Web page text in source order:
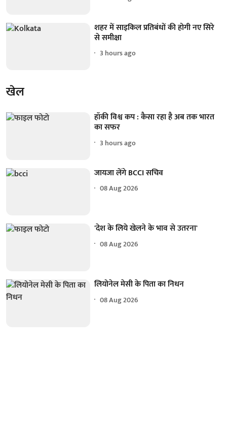
शहर में साइकिल प्रतिबंधों की होगी नए सिरे
से समीक्षा
3 hours ago
खेल
हॉकी विश्व कप : कैसा रहा है अब तक भारत
का सफर
3 hours ago
जायजा लेंगे BCCI सचिव
08 Aug 2026
'देश के लिये खेलने के भाव से उतरना'
08 Aug 2026
लियोनेल मेसी के पिता का निधन
08 Aug 2026